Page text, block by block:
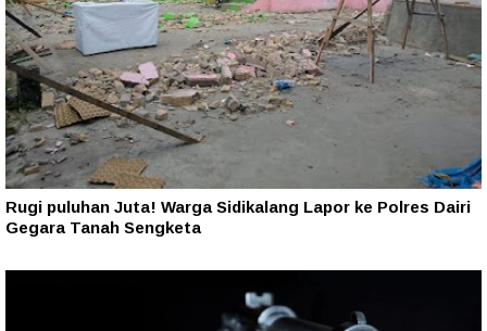
Rugi puluhan Juta! Warga Sidikalang Lapor ke Polres Dairi
Gegara Tanah Sengketa